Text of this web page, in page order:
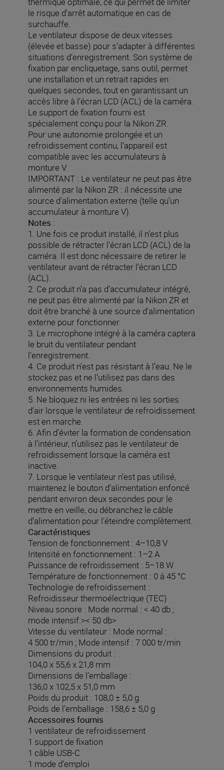
le risque d’arrêt automatique en cas de
surchauffe.
Le ventilateur dispose de deux vitesses
(élevée et basse) pour s’adapter à différentes
situations d’enregistrement. Son système de
fixation par encliquetage, sans outil, permet
une installation et un retrait rapides en
quelques secondes, tout en garantissant un
accès libre à l’écran LCD (ACL) de la caméra.
Le support de fixation fourni est
spécialement conçu pour la Nikon ZR.
Pour une autonomie prolongée et un
refroidissement continu, l’appareil est
compatible avec les accumulateurs à
monture V.
IMPORTANT : Le ventilateur ne peut pas être
alimenté par la Nikon ZR : il nécessite une
source d’alimentation externe (telle qu’un
accumulateur à monture V).
Notes :
1. Une fois ce produit installé, il n’est plus
possible de rétracter l’écran LCD (ACL) de la
caméra. Il est donc nécessaire de retirer le
ventilateur avant de rétracter l’écran LCD
(ACL).
2. Ce produit n’a pas d’accumulateur intégré,
ne peut pas être alimenté par la Nikon ZR et
doit être branché à une source d’alimentation
externe pour fonctionner.
3. Le microphone intégré à la caméra captera
le bruit du ventilateur pendant
l’enregistrement.
4. Ce produit n’est pas résistant à l’eau. Ne le
stockez pas et ne l’utilisez pas dans des
environnements humides.
5. Ne bloquez ni les entrées ni les sorties
d’air lorsque le ventilateur de refroidissement
est en marche.
6. Afin d’éviter la formation de condensation
à l’intérieur, n’utilisez pas le ventilateur de
refroidissement lorsque la caméra est
inactive.
7. Lorsque le ventilateur n’est pas utilisé,
maintenez le bouton d’alimentation enfoncé
pendant environ deux secondes pour le
mettre en veille, ou débranchez le câble
d’alimentation pour l’éteindre complètement.
Caractéristiques
Tension de fonctionnement : 4–10,8 V
Intensité en fonctionnement : 1–2 A
Puissance de refroidissement : 5–18 W
Température de fonctionnement : 0 à 45 °C
Technologie de refroidissement :
Refroidisseur thermoélectrique (TEC)
Niveau sonore : Mode normal : < 40 db ;
mode intensif:>< 50 db>
Vitesse du ventilateur : Mode normal :
4 500 tr/min ; Mode intensif : 7 000 tr/min
Dimensions du produit :
104,0 x 55,6 x 21,8 mm
Dimensions de l’emballage :
136,0 x 102,5 x 51,0 mm
Poids du produit : 108,0 ± 5,0 g
Poids de l’emballage : 158,6 ± 5,0 g
Accessoires fournis
1 ventilateur de refroidissement
1 support de fixation
1 câble USB-C
1 mode d’emploi